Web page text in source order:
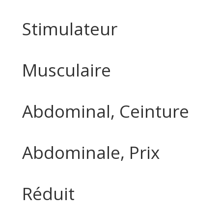
Stimulateur
Musculaire
Abdominal, Ceinture
Abdominale, Prix
Réduit